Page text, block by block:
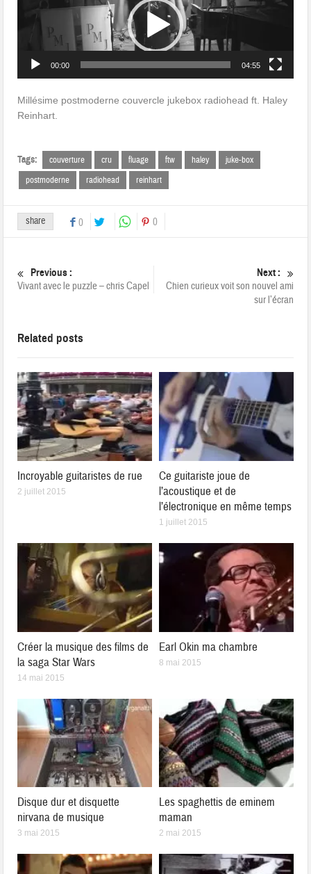
00:00 04:55
Millésime postmoderne couvercle jukebox radiohead ft. Haley
Reinhart.
Tags: couverture cru fluage ftw haley
juke-box
postmoderne
radiohead reinhart
share 0 0
Previous :
Vivant avec le puzzle – chris Capel
Next :
Chien curieux voit son nouvel ami
sur l’écran
Related posts
Incroyable guitaristes de rue
2 juillet 2015
Ce guitariste joue de
l’acoustique et de
l’électronique en même temps
1 juillet 2015
Créer la musique des films de
la saga Star Wars
14 mai 2015
Earl Okin ma chambre
8 mai 2015
Disque dur et disquette
nirvana de musique
3 mai 2015
Les spaghettis de eminem
maman
2 mai 2015